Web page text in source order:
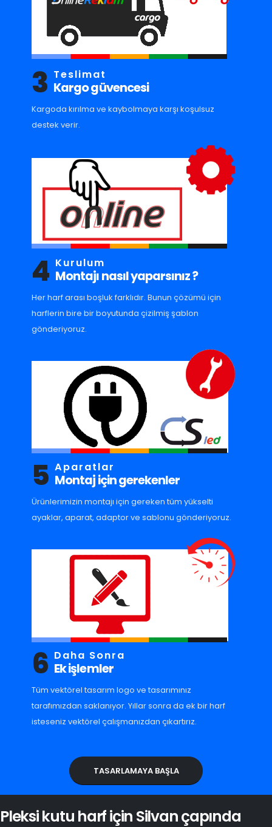
3 Teslimat
Kargo güvencesi
Kargoda kırılma ve kaybolmaya karşı koşulsuz
destek verir.
4 Kurulum
Montajı nasıl yaparsınız ?
Her harf arası boşluk farklıdır. Bunun çözümü için
harflerin bire bir boyutunda çizilmiş şablon
gönderiyoruz.
5 Aparatlar
Montaj için gerekenler
Ürünlerimizin montajı için gereken tüm yükselti
ayaklar, aparat, adaptor ve sablonu gönderiyoruz.
6 Daha Sonra
Ek işlemler
Tüm vektörel tasarım logo ve tasarımınız
tarafımızdan saklanıyor. Yıllar sonra da ek bir harf
isteseniz vektörel çalışmanızdan çıkartırız.
TASARLAMAYA BAŞLA
Pleksi kutu harf için Silvan çapında